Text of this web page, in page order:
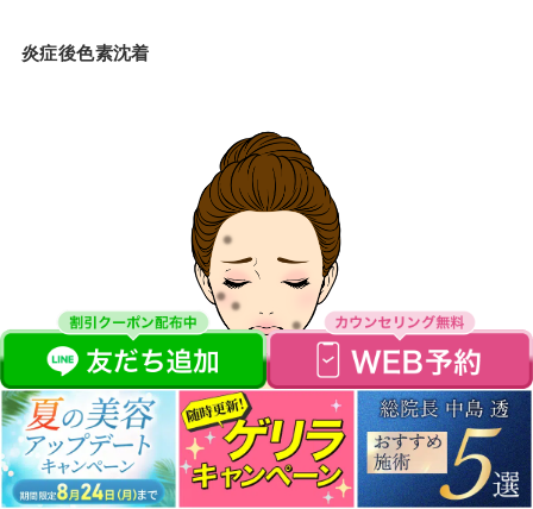
炎症後色素沈着
炎症後色素沈着とは
やけどや外傷、ニキビなどによる炎症が起
きた後に肌内部にメラニンが溜まってしまう状態です。茶褐色
や灰褐色、紫褐色のシミのような跡が残ります。